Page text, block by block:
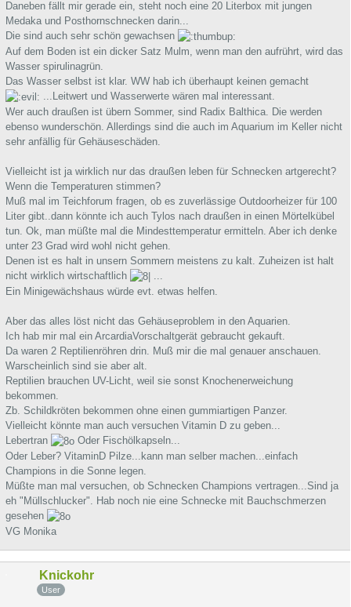
Daneben fällt mir gerade ein, steht noch eine 20 Literbox mit jungen
Medaka und Posthornschnecken darin...
Die sind auch sehr schön gewachsen
Auf dem Boden ist ein dicker Satz Mulm, wenn man den aufrührt, wird das
Wasser spirulinagrün.
Das Wasser selbst ist klar. WW hab ich überhaupt keinen gemacht
...Leitwert und Wasserwerte wären mal interessant.
Wer auch draußen ist übern Sommer, sind Radix Balthica. Die werden
ebenso wunderschön. Allerdings sind die auch im Aquarium im Keller nicht
sehr anfällig für Gehäuseschäden.
Vielleicht ist ja wirklich nur das draußen leben für Schnecken artgerecht?
Wenn die Temperaturen stimmen?
Muß mal im Teichforum fragen, ob es zuverlässige Outdoorheizer für 100
Liter gibt..dann könnte ich auch Tylos nach draußen in einen Mörtelkübel
tun. Ok, man müßte mal die Mindesttemperatur ermitteln. Aber ich denke
unter 23 Grad wird wohl nicht gehen.
Denen ist es halt in unsern Sommern meistens zu kalt. Zuheizen ist halt
nicht wirklich wirtschaftlich
...
Ein Minigewächshaus würde evt. etwas helfen.
Aber das alles löst nicht das Gehäuseproblem in den Aquarien.
Ich hab mir mal ein ArcardiaVorschaltgerät gebraucht gekauft.
Da waren 2 Reptilienröhren drin. Muß mir die mal genauer anschauen.
Warscheinlich sind sie aber alt.
Reptilien brauchen UV-Licht, weil sie sonst Knochenerweichung
bekommen.
Zb. Schildkröten bekommen ohne einen gummiartigen Panzer.
Vielleicht könnte man auch versuchen Vitamin D zu geben...
Lebertran
Oder Fischölkapseln...
Oder Leber? VitaminD Pilze...kann man selber machen...einfach
Champions in die Sonne legen.
Müßte man mal versuchen, ob Schnecken Champions vertragen...Sind ja
eh "Müllschlucker". Hab noch nie eine Schnecke mit Bauchschmerzen
gesehen
VG Monika
Knickohr
User